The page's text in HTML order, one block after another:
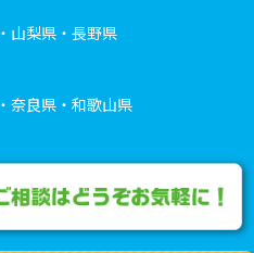
山梨県・長野県
奈良県・和歌山県